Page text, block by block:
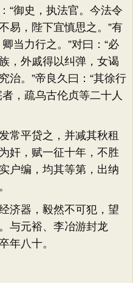
“御史，执法官。今法令
易，陛下宜慎思之。”有
当力行之。”对曰：“必
，外戚得以纠弹，女谒
治。”帝良久曰：“其徐行
，疏乌古伦贞等二十人
平贷之，并减其秋租
奸，赋一征十年，不胜
户编，均其等第，出纳
器，毅然不可犯，望
与元裕、李冶游封龙
年八十。